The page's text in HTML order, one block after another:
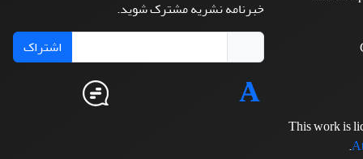
This work is
.
خبرنامه نشریه مشترک شوید.
اشتراک